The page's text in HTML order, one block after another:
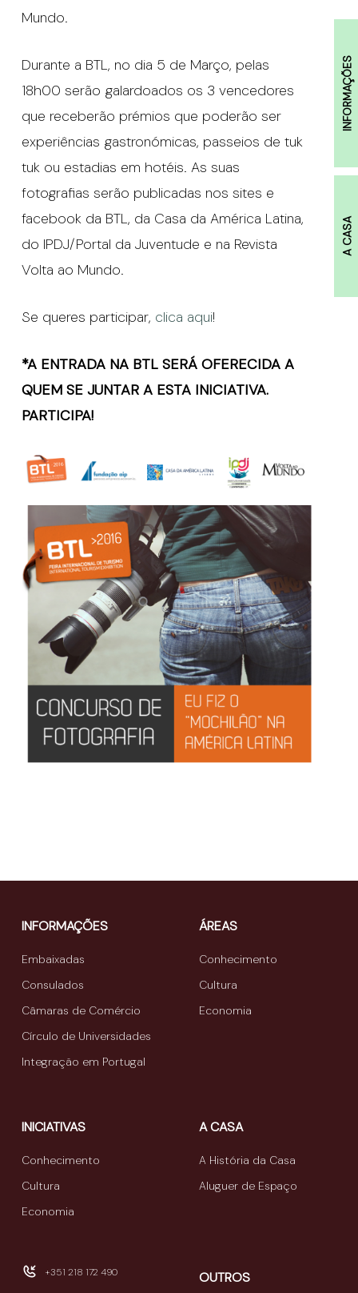
INFORMAÇÕES
A CASA
Mundo.
Durante a BTL, no dia 5 de Março, pelas
18h00 serão galardoados os 3 vencedores
que receberão prémios que poderão ser
experiências gastronómicas, passeios de tuk
tuk ou estadias em hotéis. As suas
fotografias serão publicadas nos sites e
facebook da BTL, da Casa da América Latina,
do IPDJ/Portal da Juventude e na Revista
Volta ao Mundo.
Se queres participar, clica aqui!
*A ENTRADA NA BTL SERÁ OFERECIDA A
QUEM SE JUNTAR A ESTA INICIATIVA.
PARTICIPA!
INFORMAÇÕES
Embaixadas
Consulados
Câmaras de Comércio
Círculo de Universidades
Integração em Portugal
ÁREAS
Conhecimento
Cultura
Economia
INICIATIVAS
Conhecimento
Cultura
Economia
A CASA
A História da Casa
Aluguer de Espaço
+351 218 172 490 OUTROS